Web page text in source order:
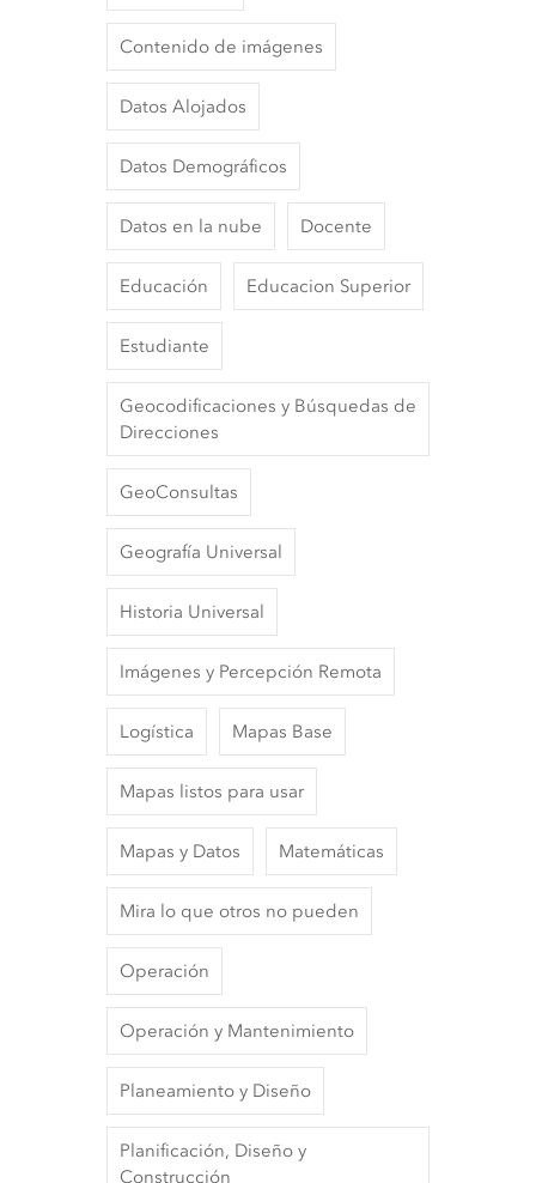
Contenido de imágenes
Datos Alojados
Datos Demográficos
Datos en la nube Docente
Educación Educacion Superior
Estudiante
Geocodificaciones y Búsquedas de
Direcciones
GeoConsultas
Geografía Universal
Historia Universal
Imágenes y Percepción Remota
Logística Mapas Base
Mapas listos para usar
Mapas y Datos Matemáticas
Mira lo que otros no pueden
Operación
Operación y Mantenimiento
Planeamiento y Diseño
Planificación, Diseño y
Construcción